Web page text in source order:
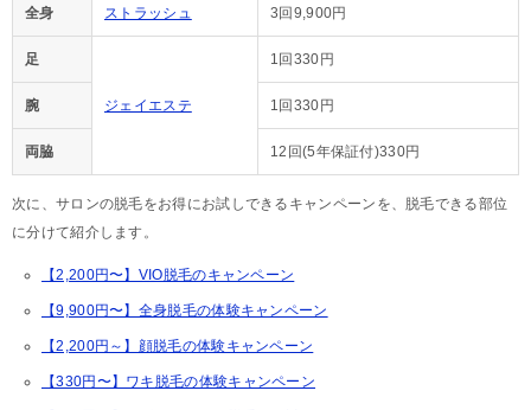
全身 ストラッシュ 3回9,900円
足
ジェイエステ
1回330円
腕 1回330円
両脇 12回(5年保証付)330円
次に、サロンの脱毛をお得にお試しできるキャンペーンを、脱毛できる部位
に分けて紹介します。
【2,200円〜】VIO脱毛のキャンペーン
【9,900円〜】全身脱毛の体験キャンペーン
【2,200円～】顔脱毛の体験キャンペーン
【330円〜】ワキ脱毛の体験キャンペーン